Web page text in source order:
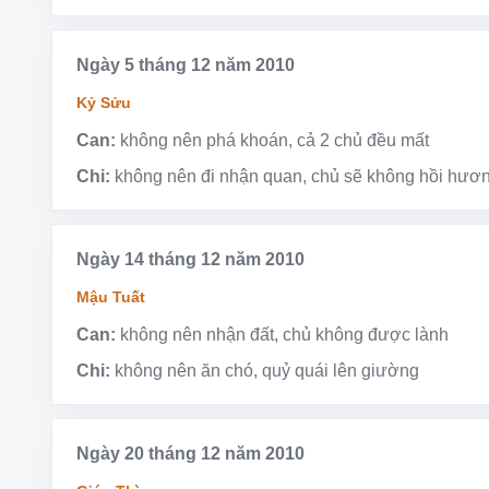
Ngày 5 tháng 12 năm 2010
Kỷ Sửu
Can: không nên phá khoán, cả 2 chủ đều mất
Chi: không nên đi nhận quan, chủ sẽ không hồi
Ngày 14 tháng 12 năm 2010
Mậu Tuất
Can: không nên nhận đất, chủ không được lành
Chi: không nên ăn chó, quỷ quái lên giường
Ngày 20 tháng 12 năm 2010